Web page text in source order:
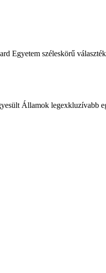
Egyetem széleskörű
Államok legexkluzívabb